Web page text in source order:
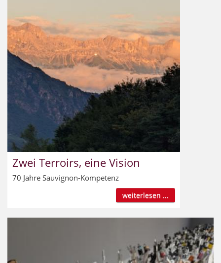
Zwei Terroirs, eine Vision
70 Jahre Sauvignon-Kompetenz
weiterlesen ...